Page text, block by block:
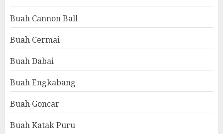
Buah Cannon Ball
Buah Cermai
Buah Dabai
Buah Engkabang
Buah Goncar
Buah Katak Puru